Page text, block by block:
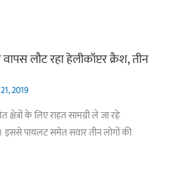
लौट रहा हेलीकॉप्टर क्रैश, तीन
2019
क्षेत्रों के लिए राहत सामग्री ले जा रहे
इससे पायलट समेत सवार तीन लोगों की